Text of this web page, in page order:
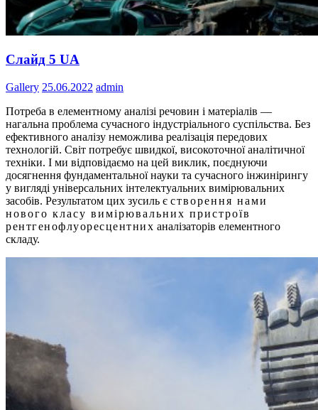
Слайд 5 UA
Gallery 25.06.2022 admin
Потреба в елементному аналізі речовин і матеріалів —
нагальна проблема сучасного індустріального суспільства. Без
ефективного аналізу неможлива реалізація передових
технологій. Світ потребує швидкої, високоточної аналітичної
техніки. І ми відповідаємо на цей виклик, поєднуючи
досягнення фундаментальної науки та сучасного інжинірингу
у вигляді універсальних інтелектуальних вимірювальних
засобів. Результатом цих зусиль є створення нами
нового класу вимірювальних пристроїв
рентгенофлуоресцентних аналізаторів елементного
складу.